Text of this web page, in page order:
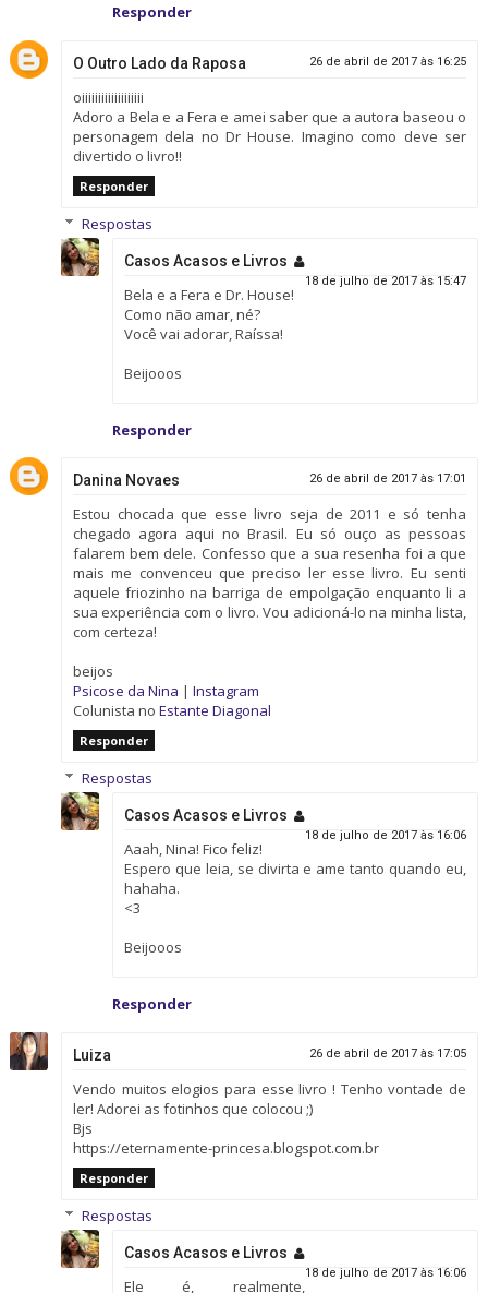
Responder
O Outro Lado da Raposa 26 de abril de 2017 às 16:25
oiiiiiiiiiiiiiiiiiii
Adoro a Bela e a Fera e amei saber que a autora baseou o
personagem dela no Dr House. Imagino como deve ser
divertido o livro!!
Responder
Respostas
Casos Acasos e Livros
18 de julho de 2017 às 15:47
Bela e a Fera e Dr. House!
Como não amar, né?
Você vai adorar, Raíssa!
Beijooos
Responder
Danina Novaes 26 de abril de 2017 às 17:01
Estou chocada que esse livro seja de 2011 e só tenha
chegado agora aqui no Brasil. Eu só ouço as pessoas
falarem bem dele. Confesso que a sua resenha foi a que
mais me convenceu que preciso ler esse livro. Eu senti
aquele friozinho na barriga de empolgação enquanto li a
sua experiência com o livro. Vou adicioná-lo na minha lista,
com certeza!
beijos
Psicose da Nina | Instagram
Colunista no Estante Diagonal
Responder
Respostas
Casos Acasos e Livros
18 de julho de 2017 às 16:06
Aaah, Nina! Fico feliz!
Espero que leia, se divirta e ame tanto quando eu,
hahaha.
<3
Beijooos
Responder
Luiza 26 de abril de 2017 às 17:05
Vendo muitos elogios para esse livro ! Tenho vontade de
ler! Adorei as fotinhos que colocou ;)
Bjs
https://eternamente-princesa.blogspot.com.br
Responder
Respostas
Casos Acasos e Livros
18 de julho de 2017 às 16:06
Ele é, realmente,